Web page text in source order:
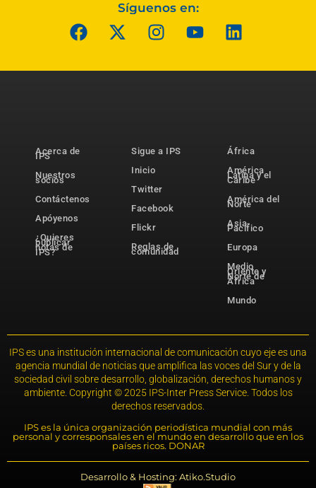
Síguenos en:
Acerca de
IPS
Nuestros
socios
Contáctenos
Apóyenos
¿Quieres
publicar
notas de
IPS?
Sigue a IPS
Inicio
Twitter
Facebook
Flickr
Reglas de
comunidad
África
América
Latina y el
Caribe
América del
Norte
Asia-
Pacífico
Europa
Medio
Oriente y
Norte de
África
Mundo
IPS es una institución internacional de comunicación cuyo eje es una
agencia mundial de noticias que amplifica las voces del Sur y de la
sociedad civil sobre desarrollo, globalización, derechos humanos y
ambiente. Copyright © 2025 IPS-Inter Press Service. Todos los
derechos reservados.
IPS es la única organización periodística mundial con más
personal y corresponsales en el mundo en desarrollo que en los
países ricos. DONAR
Desarrollo & Hosting: Atiko.Studio